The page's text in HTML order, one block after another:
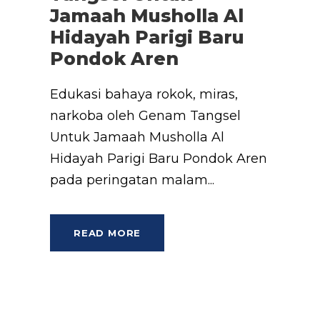
Jamaah Musholla Al
Hidayah Parigi Baru
Pondok Aren
Edukasi bahaya rokok, miras,
narkoba oleh Genam Tangsel
Untuk Jamaah Musholla Al
Hidayah Parigi Baru Pondok Aren
pada peringatan malam...
READ MORE